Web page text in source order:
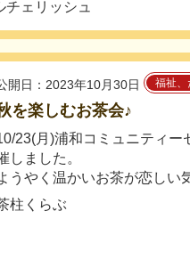
チェリッシュ
開日：2023年10月30日 福祉、
を楽しむお茶会♪
23(月)浦和コミュニティー
しました。
うやく温かいお茶が恋しい
柱くらぶ